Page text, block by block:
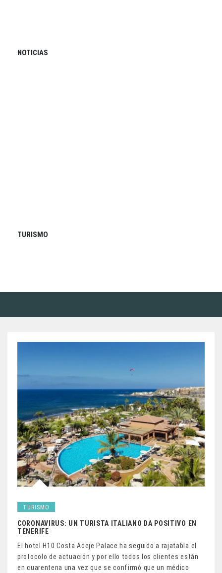
NOTICIAS
TURISMO
TURISMO
CORONAVIRUS: UN TURISTA ITALIANO DA POSITIVO EN
TENERIFE
El hotel H10 Costa Adeje Palace ha seguido a rajatabla el
protocolo de actuación y por ello todos los clientes están
en cuarentena una vez que se confirmó que un médico